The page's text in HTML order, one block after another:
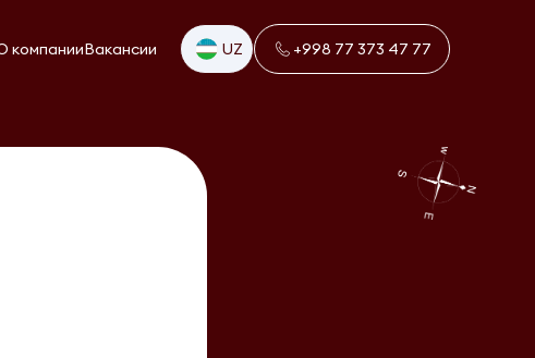
компанииВакансии UZ +998 77 373 47 77